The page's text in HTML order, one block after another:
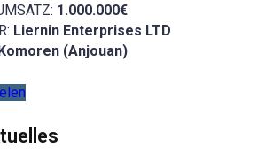
1.000.000€
Liernin Enterprises LTD
(Anjouan)